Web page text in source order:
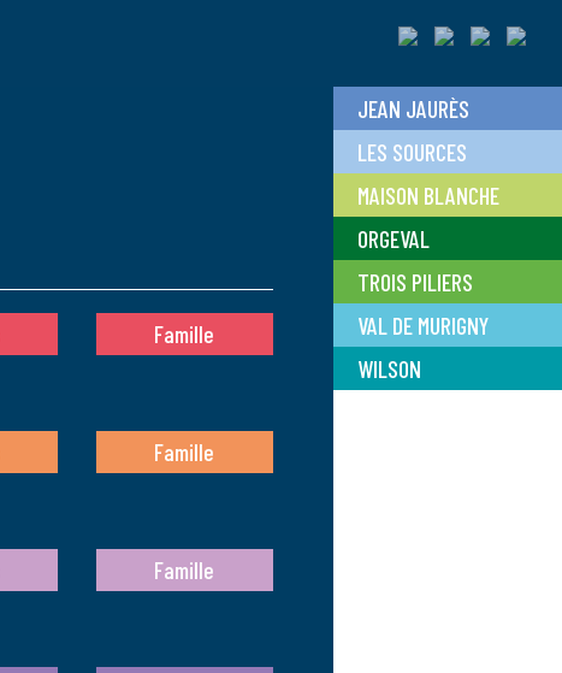
JEAN JAURÈS
LES SOURCES
MAISON BLANCHE
ORGEVAL
TROIS PILIERS
VAL DE MURIGNY
WILSON
Famille
Famille
Famille